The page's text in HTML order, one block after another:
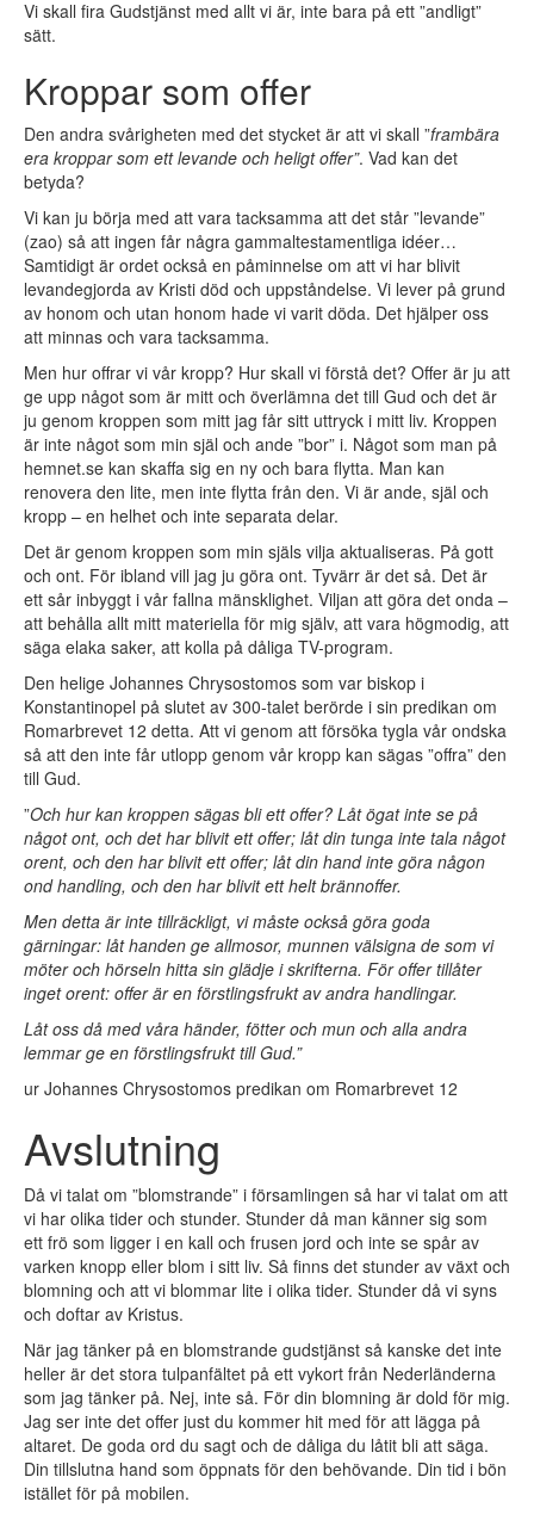
Vi skall fira Gudstjänst med allt vi är, inte bara på ett ”andligt”
sätt.
Kroppar som offer
Den andra svårigheten med det stycket är att vi skall ”frambära
era kroppar som ett levande och heligt offer”. Vad kan det
betyda?
Vi kan ju börja med att vara tacksamma att det står ”levande”
(zao) så att ingen får några gammaltestamentliga idéer…
Samtidigt är ordet också en påminnelse om att vi har blivit
levandegjorda av Kristi död och uppståndelse. Vi lever på grund
av honom och utan honom hade vi varit döda. Det hjälper oss
att minnas och vara tacksamma.
Men hur offrar vi vår kropp? Hur skall vi förstå det? Offer är ju att
ge upp något som är mitt och överlämna det till Gud och det är
ju genom kroppen som mitt jag får sitt uttryck i mitt liv. Kroppen
är inte något som min själ och ande ”bor” i. Något som man på
hemnet.se kan skaffa sig en ny och bara flytta. Man kan
renovera den lite, men inte flytta från den. Vi är ande, själ och
kropp – en helhet och inte separata delar.
Det är genom kroppen som min själs vilja aktualiseras. På gott
och ont. För ibland vill jag ju göra ont. Tyvärr är det så. Det är
ett sår inbyggt i vår fallna mänsklighet. Viljan att göra det onda –
att behålla allt mitt materiella för mig själv, att vara högmodig, att
säga elaka saker, att kolla på dåliga TV-program.
Den helige Johannes Chrysostomos som var biskop i
Konstantinopel på slutet av 300-talet berörde i sin predikan om
Romarbrevet 12 detta. Att vi genom att försöka tygla vår ondska
så att den inte får utlopp genom vår kropp kan sägas ”offra” den
till Gud.
”Och hur kan kroppen sägas bli ett offer? Låt ögat inte se på
något ont, och det har blivit ett offer; låt din tunga inte tala något
orent, och den har blivit ett offer; låt din hand inte göra någon
ond handling, och den har blivit ett helt brännoffer.
Men detta är inte tillräckligt, vi måste också göra goda
gärningar: låt handen ge allmosor, munnen välsigna de som vi
möter och hörseln hitta sin glädje i skrifterna. För offer tillåter
inget orent: offer är en förstlingsfrukt av andra handlingar.
Låt oss då med våra händer, fötter och mun och alla andra
lemmar ge en förstlingsfrukt till Gud.”
ur Johannes Chrysostomos predikan om Romarbrevet 12
Avslutning
Då vi talat om ”blomstrande” i församlingen så har vi talat om att
vi har olika tider och stunder. Stunder då man känner sig som
ett frö som ligger i en kall och frusen jord och inte se spår av
varken knopp eller blom i sitt liv. Så finns det stunder av växt och
blomning och att vi blommar lite i olika tider. Stunder då vi syns
och doftar av Kristus.
När jag tänker på en blomstrande gudstjänst så kanske det inte
heller är det stora tulpanfältet på ett vykort från Nederländerna
som jag tänker på. Nej, inte så. För din blomning är dold för mig.
Jag ser inte det offer just du kommer hit med för att lägga på
altaret. De goda ord du sagt och de dåliga du låtit bli att säga.
Din tillslutna hand som öppnats för den behövande. Din tid i bön
istället för på mobilen.